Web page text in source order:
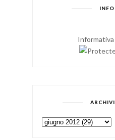
Informativa